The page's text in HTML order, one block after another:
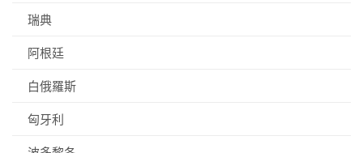
瑞典
阿根廷
白俄羅斯
匈牙利